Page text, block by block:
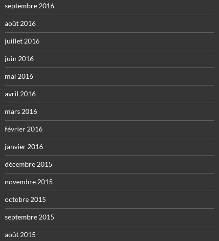
septembre 2016
août 2016
juillet 2016
juin 2016
mai 2016
avril 2016
mars 2016
février 2016
janvier 2016
décembre 2015
novembre 2015
octobre 2015
septembre 2015
août 2015